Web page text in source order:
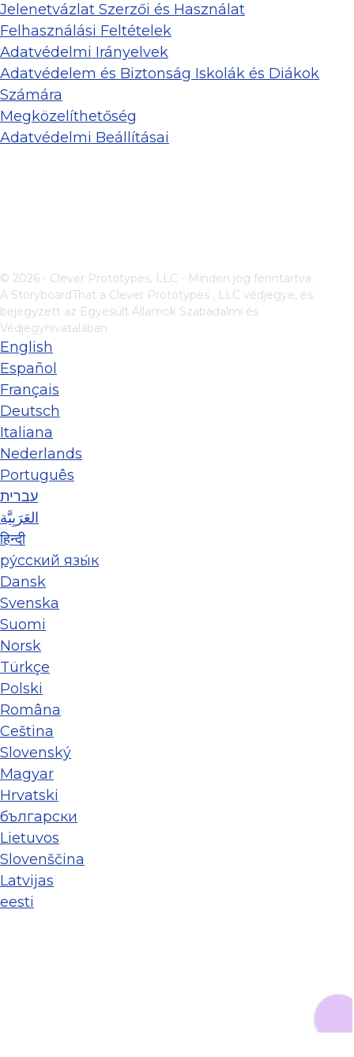
Jelenetvázlat Szerzői és Használat
Felhasználási Feltételek
Adatvédelmi Irányelvek
Adatvédelem és Biztonság Iskolák és Diákok
Számára
Megközelíthetőség
Adatvédelmi Beállításai
© 2026 - Clever Prototypes, LLC - Minden jog fenntartva.
A StoryboardThat a Clever Prototypes , LLC védjegye, és
bejegyzett az Egyesült Államok Szabadalmi és
Védjegyhivatalában
English
Español
Français
Deutsch
Italiana
Nederlands
Português
עברית
العَرَبِيَّة
हिन्दी
ру́сский язы́к
Dansk
Svenska
Suomi
Norsk
Türkçe
Polski
Româna
Ceština
Slovenský
Magyar
Hrvatski
български
Lietuvos
Slovenščina
Latvijas
eesti